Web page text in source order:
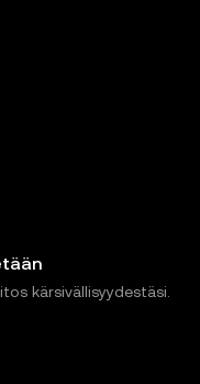
kärsivällisyydestäsi.